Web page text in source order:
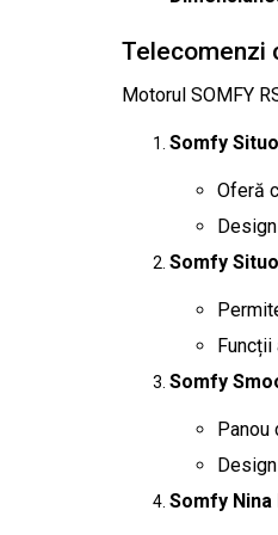
Telecomenzi
Motorul SOMFY
Somfy
Oferă
Somfy
Funcții
Somfy
Panou
Somfy Nina